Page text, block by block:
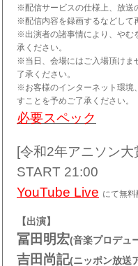
※配信サービスの仕様上、放送
※配信内容を録画するなどして
※出演者の諸事情により、やむ
承ください。
※当日、会場にはご入場頂けま
了承ください。
※お客様のインターネット環境
すことを予めご了承ください。
必要スペック
[令和2年アニソン
START 21:00
YouTube Live にて無料
【出演】
冨田明宏(音楽プロデュ
吉田尚記(ニッポン放送